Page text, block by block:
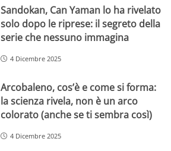
Sandokan, Can Yaman lo ha rivelato
solo dopo le riprese: il segreto della
serie che nessuno immagina
4 Dicembre 2025
Arcobaleno, cos’è e come si forma:
la scienza rivela, non è un arco
colorato (anche se ti sembra così)
4 Dicembre 2025